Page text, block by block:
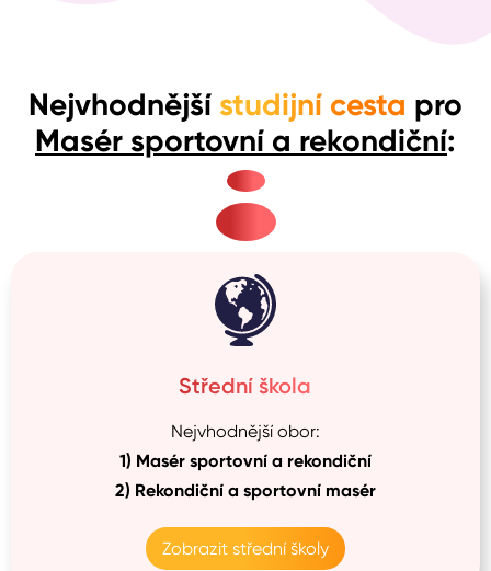
Nejvhodnější studijní cesta pro
Masér sportovní a rekondiční:
Střední škola
Nejvhodnější obor:
1) Masér sportovní a rekondiční
2) Rekondiční a sportovní masér
Zobrazit střední školy